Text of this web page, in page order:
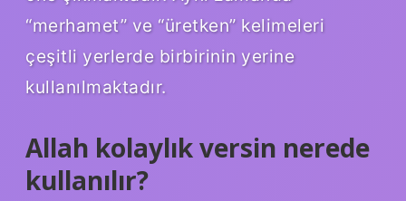
“merhamet” ve “üretken” kelimeleri
çeşitli yerlerde birbirinin yerine
kullanılmaktadır.
Allah kolaylık versin nerede
kullanılır?